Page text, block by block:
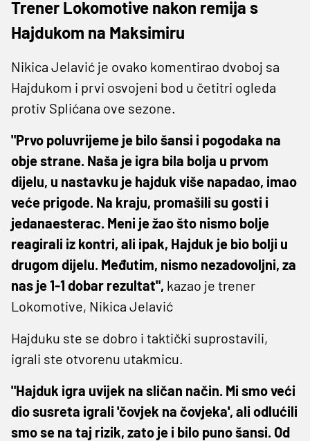
Trener Lokomotive nakon remija s
Hajdukom na Maksimiru
Nikica Jelavić je ovako komentirao dvoboj sa
Hajdukom i prvi osvojeni bod u četitri ogleda
protiv Splićana ove sezone.
"Prvo poluvrijeme je bilo šansi i pogodaka na
obje strane. Naša je igra bila bolja u prvom
dijelu, u nastavku je hajduk više napadao, imao
veće prigode. Na kraju, promašili su gosti i
jedanaesterac. Meni je žao što nismo bolje
reagirali iz kontri, ali ipak, Hajduk je bio bolji u
drugom dijelu. Međutim, nismo nezadovoljni, za
nas je 1-1 dobar rezultat", kazao je trener
Lokomotive, Nikica Jelavić
Hajduku ste se dobro i taktički suprostavili,
igrali ste otvorenu utakmicu.
"Hajduk igra uvijek na sličan način. Mi smo veći
dio susreta igrali 'čovjek na čovjeka', ali odlućili
smo se na taj rizik, zato je i bilo puno šansi. Od